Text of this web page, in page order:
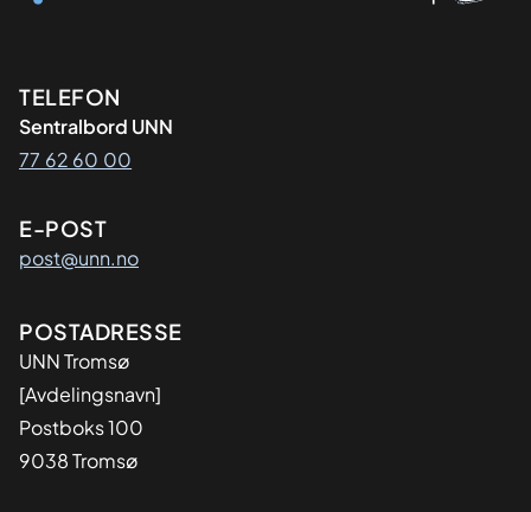
Kontaktinformasjon
TELEFON
Sentralbord UNN
77 62 60 00
E-POST
post@unn.no
Adresse
POSTADRESSE
UNN Tromsø
[Avdelingsnavn]
Postboks 100
9038 Tromsø